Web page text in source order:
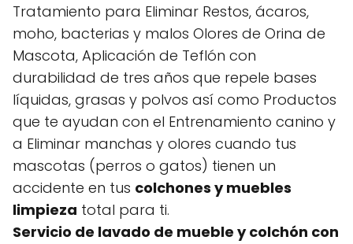
Tratamiento para Eliminar Restos, ácaros,
moho, bacterias y malos Olores de Orina de
Mascota, Aplicación de Teflón con
durabilidad de tres años que repele bases
líquidas, grasas y polvos así como Productos
que te ayudan con el Entrenamiento canino y
a Eliminar manchas y olores cuando tus
mascotas (perros o gatos) tienen un
accidente en tus colchones y muebles
limpieza total para ti.
Servicio de lavado de mueble y colchón con